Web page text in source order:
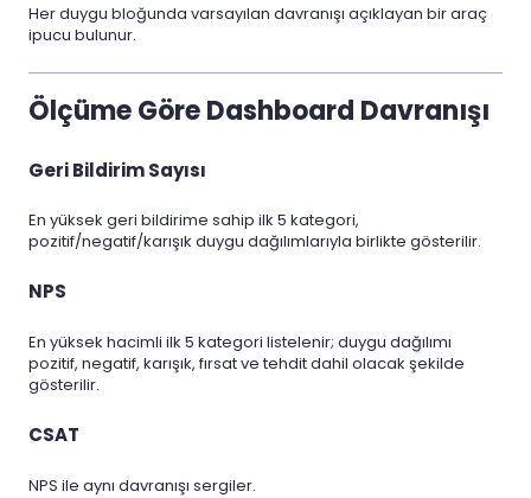
Her duygu bloğunda varsayılan davranışı açıklayan bir araç
ipucu bulunur.
Ölçüme Göre Dashboard Davranışı
Geri Bildirim Sayısı
En yüksek geri bildirime sahip ilk 5 kategori,
pozitif/negatif/karışık duygu dağılımlarıyla birlikte gösterilir.
NPS
En yüksek hacimli ilk 5 kategori listelenir; duygu dağılımı
pozitif, negatif, karışık, fırsat ve tehdit dahil olacak şekilde
gösterilir.
CSAT
NPS ile aynı davranışı sergiler.